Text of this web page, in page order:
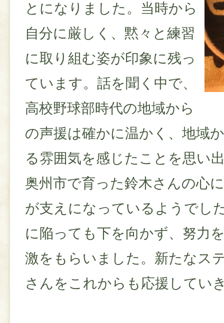
とになりました。当時から
自分に厳しく、黙々と練習
に取り組む姿が印象に残っ
ています。話を聞く中で、
高校野球部時代の地域から
の声援は確かに温かく、地域
る雰囲気を感じたことを思い
奥州市で育った鈴木さんの心
が支えになっているようでし
に陥っても下を向かず、努力
激をもらいました。新たなス
さんをこれからも応援してい